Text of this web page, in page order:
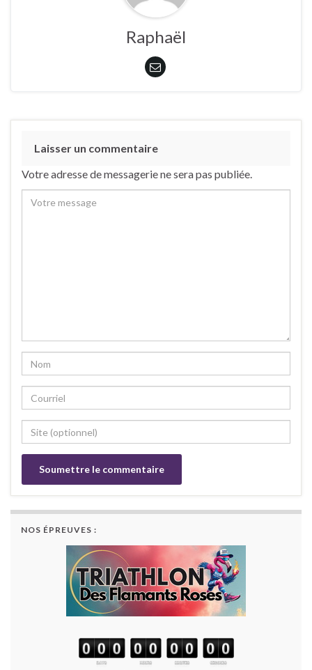
Raphaël
Laisser un commentaire
Votre adresse de messagerie ne sera pas publiée.
NOS ÉPREUVES :